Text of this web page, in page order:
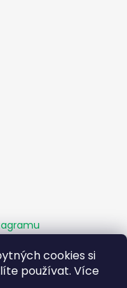
cookies si
používat. Více
Kamenné pobočky